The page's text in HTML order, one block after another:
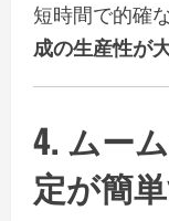
短時間で的確
成の生産性が
4. ムー
定が簡